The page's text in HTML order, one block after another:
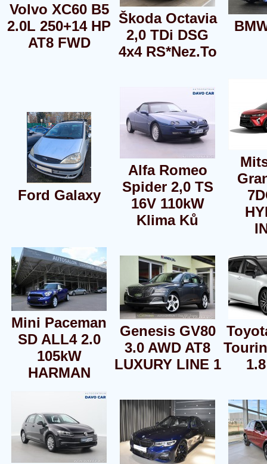
Volvo XC60 B5
2.0L 250+14 HP
AT8 FWD
Škoda Octavia
2,0 TDi DSG
4x4 RS*Nez.To
Ford Galaxy
Alfa Romeo
Spider 2,0 TS
16V 110kW
Klima Ků
Mini Paceman
SD ALL4 2.0
105kW
HARMAN
Genesis GV80
3.0 AWD AT8
LUXURY LINE 1